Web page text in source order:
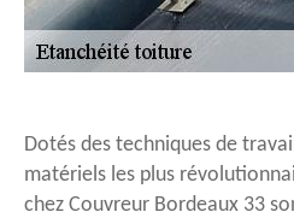
Dotés des techniques de
matériels les plus
chez Couvreur Bordeaux 33